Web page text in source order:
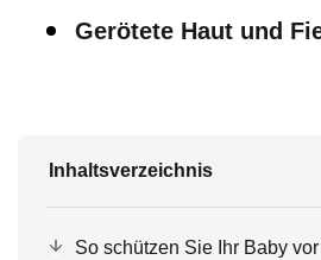
Gerötete Haut und
Inhaltsverzeichnis
So schützen Sie Ihr Baby